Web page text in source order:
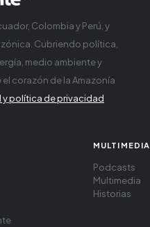
Colombia y Perú, y
Cubriendo política,
medio ambiente y
corazón de la Amazonía
y política de privacidad
MULTIMEDIA
Podcasts
Multimedia
Historias